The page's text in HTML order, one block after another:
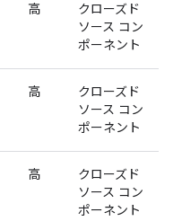
高
クローズド
ソース コン
ポーネント
高
クローズド
ソース コン
ポーネント
高
クローズド
ソース コン
ポーネント